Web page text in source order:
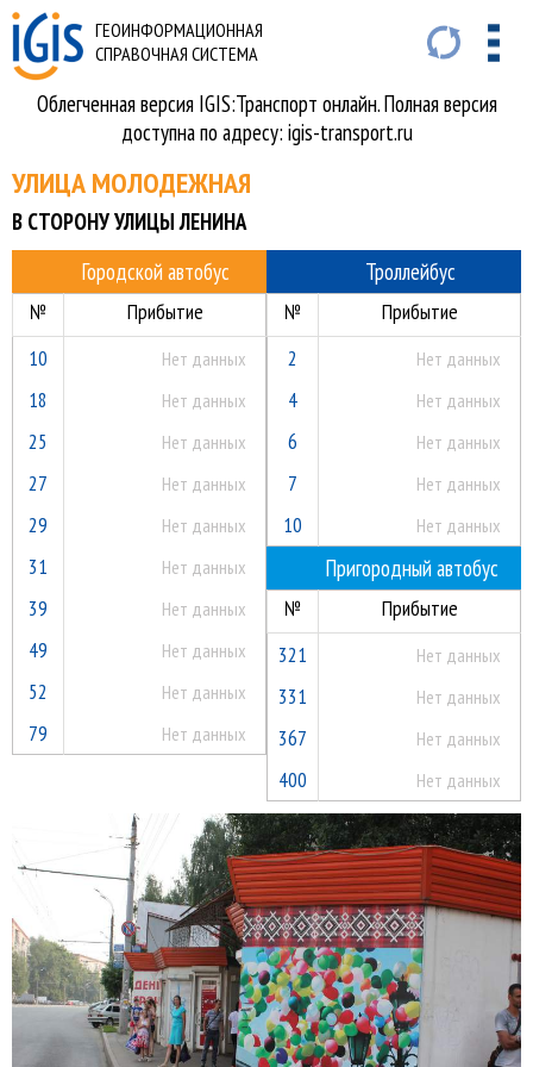
ГЕОИНФОРМАЦИОННАЯ
СПРАВОЧНАЯ СИСТЕМА
Облегченная версия IGIS:Транспорт онлайн. Полная версия
доступна по адресу: igis-transport.ru
УЛИЦА МОЛОДЕЖНАЯ
В СТОРОНУ УЛИЦЫ ЛЕНИНА
Городской автобус
№
Прибытие
10
Нет данных
18 Нет данных
25 Нет данных
27 Нет данных
29 Нет данных
31 Нет данных
39 Нет данных
49 Нет данных
52 Нет данных
79 Нет данных
Троллейбус
№
Прибытие
2
Нет данных
4 Нет данных
6 Нет данных
7 Нет данных
10 Нет данных
Пригородный автобус
№
Прибытие
321
Нет данных
331 Нет данных
367 Нет данных
400 Нет данных